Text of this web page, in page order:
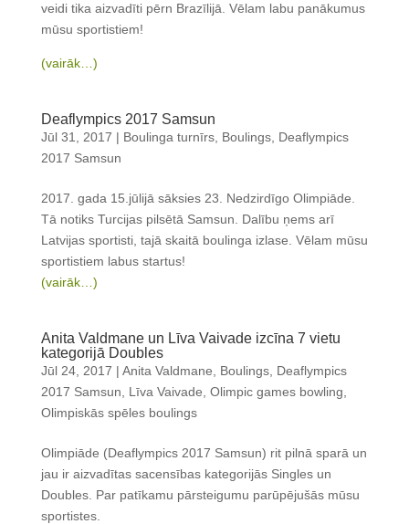
veidi tika aizvadīti pērn Brazīlijā. Vēlam labu panākumus
mūsu sportistiem!
(vairāk…)
Deaflympics 2017 Samsun
Jūl 31, 2017 | Boulinga turnīrs, Boulings, Deaflympics
2017 Samsun
2017. gada 15.jūlijā sāksies 23. Nedzirdīgo Olimpiāde.
Tā notiks Turcijas pilsētā Samsun. Dalību ņems arī
Latvijas sportisti, tajā skaitā boulinga izlase. Vēlam mūsu
sportistiem labus startus!
(vairāk…)
Anita Valdmane un Līva Vaivade izcīna 7 vietu
kategorijā Doubles
Jūl 24, 2017 | Anita Valdmane Boulings, Deaflympics
2017 Samsun
Līva Vaivade Olimpic games bowling
Olimpiskās spēles boulings
Olimpiāde (Deaflympics 2017 Samsun) rit pilnā sparā un
jau ir aizvadītas sacensības kategorijās Singles un
Doubles. Par patīkamu pārsteigumu parūpējušās mūsu
sportistes.